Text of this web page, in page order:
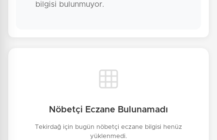
bilgisi bulunmuyor.
Nöbetçi Eczane Bulunamadı
Tekirdağ için bugün nöbetçi eczane bilgisi henüz
yüklenmedi.